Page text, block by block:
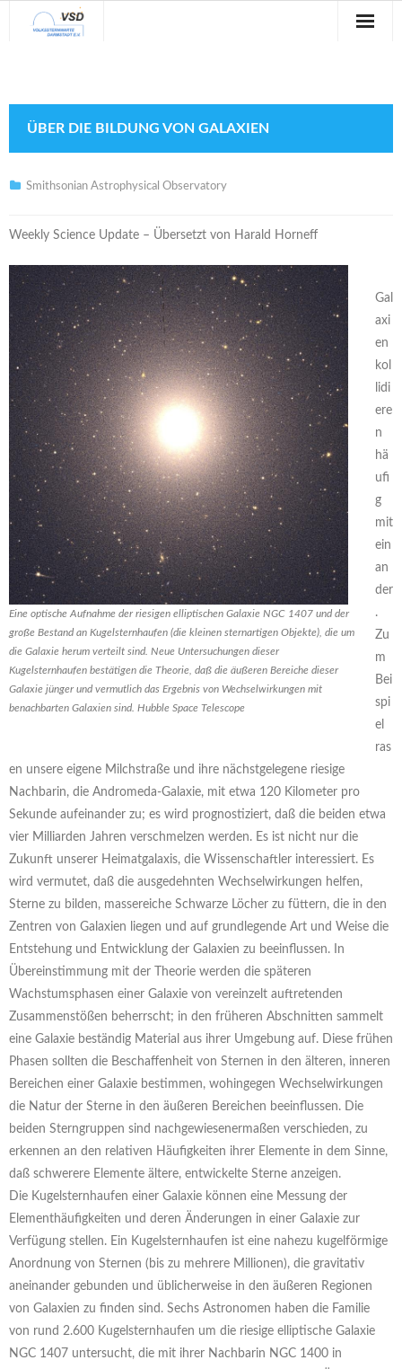
Veranstaltungen
Blog
Galerie
Anfahrt
Kontakt
ÜBER DIE BILDUNG VON GALAXIEN
Smithsonian Astrophysical Observatory
Weekly Science Update – Übersetzt von Harald Horneff
Eine optische Aufnahme der riesigen elliptischen Galaxie NGC 1407 und der
große Bestand an Kugelsternhaufen (die kleinen sternartigen Objekte), die um
die Galaxie herum verteilt sind. Neue Untersuchungen dieser
Kugelsternhaufen bestätigen die Theorie, daß die äußeren Bereiche dieser
Galaxie jünger und vermutlich das Ergebnis von Wechselwirkungen mit
benachbarten Galaxien sind. Hubble Space Telescope
Gal
axi
en
kol
lidi
ere
n
hä
ufi
g
mit
ein
an
der
.
Zu
m
Bei
spi
el
ras
en unsere eigene Milchstraße und ihre nächstgelegene riesige
Nachbarin, die Andromeda-Galaxie, mit etwa 120 Kilometer pro
Sekunde aufeinander zu; es wird prognostiziert, daß die beiden etwa
vier Milliarden Jahren verschmelzen werden. Es ist nicht nur die
Zukunft unserer Heimatgalaxis, die Wissenschaftler interessiert. Es
wird vermutet, daß die ausgedehnten Wechselwirkungen helfen,
Sterne zu bilden, massereiche Schwarze Löcher zu füttern, die in den
Zentren von Galaxien liegen und auf grundlegende Art und Weise die
Entstehung und Entwicklung der Galaxien zu beeinflussen. In
Übereinstimmung mit der Theorie werden die späteren
Wachstumsphasen einer Galaxie von vereinzelt auftretenden
Zusammenstößen beherrscht; in den früheren Abschnitten sammelt
eine Galaxie beständig Material aus ihrer Umgebung auf. Diese frühen
Phasen sollten die Beschaffenheit von Sternen in den älteren, inneren
Bereichen einer Galaxie bestimmen, wohingegen Wechselwirkungen
die Natur der Sterne in den äußeren Bereichen beeinflussen. Die
beiden Sterngruppen sind nachgewiesenermaßen verschieden, zu
erkennen an den relativen Häufigkeiten ihrer Elemente in dem Sinne,
daß schwerere Elemente ältere, entwickelte Sterne anzeigen.
Die Kugelsternhaufen einer Galaxie können eine Messung der
Elementhäufigkeiten und deren Änderungen in einer Galaxie zur
Verfügung stellen. Ein Kugelsternhaufen ist eine nahezu kugelförmige
Anordnung von Sternen (bis zu mehrere Millionen), die gravitativ
aneinander gebunden und üblicherweise in den äußeren Regionen
von Galaxien zu finden sind. Sechs Astronomen haben die Familie
von rund 2.600 Kugelsternhaufen um die riesige elliptische Galaxie
NGC 1407 untersucht, die mit ihrer Nachbarin NGC 1400 in